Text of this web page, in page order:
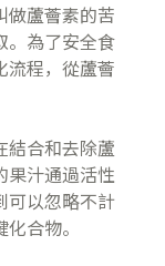
做蘆薈素的苦
。為了安全食
流程，從蘆薈
結合和去除蘆
果汁通過活性
可以忽略不計
合物。